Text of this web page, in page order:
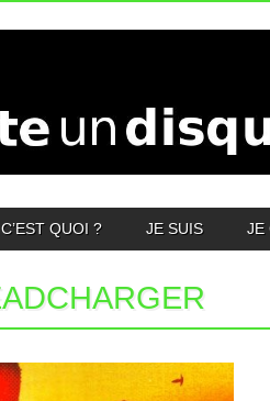
QUOI ? JE SUIS JE
03.10.13